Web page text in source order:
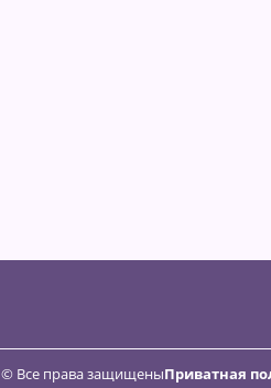
© Все права защищеныПриватная